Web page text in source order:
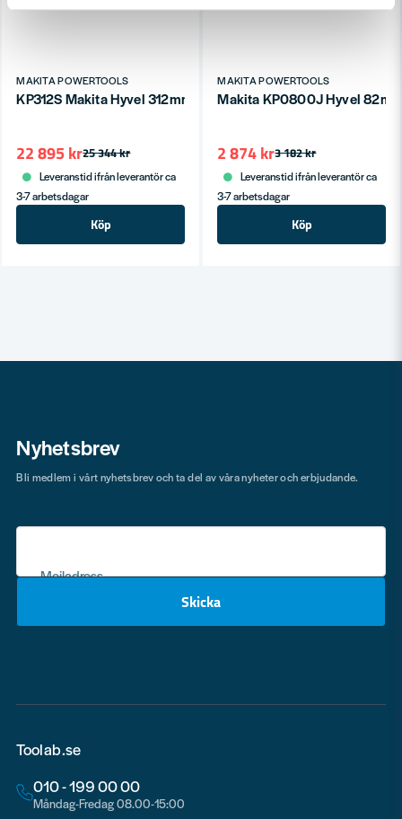
MAKITA POWERTOOLS
KP312S Makita Hyvel 312mm
25 344 kr
22 895 kr
Leveranstid ifrån leverantör ca
3-7 arbetsdagar
Köp
MAKITA POWERTOOLS
Makita KP0800J Hyvel
3 182 kr
2 874 kr
Leveranstid ifrån leverantör ca
3-7 arbetsdagar
Köp
Nyhetsbrev
Mejladress
Skicka
Bli medlem i vårt nyhetsbrev och ta del av våra nyheter och erbjudande.
Toolab.se
010 - 199 00 00
Måndag-Fredag 08.00-15:00